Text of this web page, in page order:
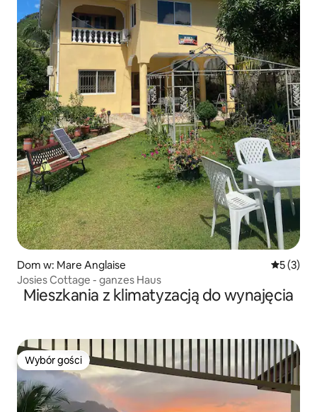
Dom w: Mare Anglaise Średnia
5 (3)
Josies Cottage - ganzes Haus
Mieszkania z klimatyzacją do wynajęcia
Wybór gości
Wybór gości